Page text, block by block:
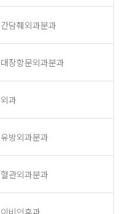
간담췌외과분과
대장항문외과분과
외과
유방외과분과
혈관외과분과
이비인후과